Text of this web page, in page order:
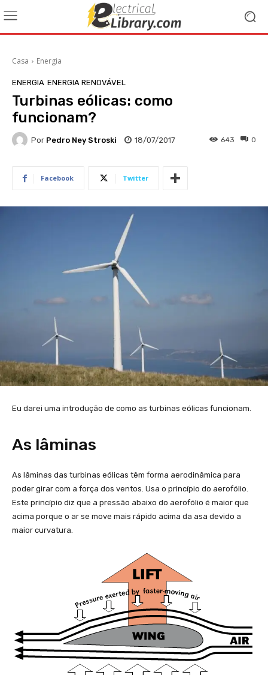
Casa Energia
ENERGIA ENERGIA RENOVÁVEL
Turbinas eólicas: como
funcionam?
Por Pedro Ney Stroski 18/07/2017 0
643
Facebook Twitter
Eu darei uma introdução de como as turbinas eólicas funcionam.
As lâminas
As lâminas das turbinas eólicas têm forma aerodinâmica para
poder girar com a força dos ventos. Usa o princípio do aerofólio.
Este princípio diz que a pressão abaixo do aerofólio é maior que
acima porque o ar se move mais rápido acima da asa devido a
maior curvatura.